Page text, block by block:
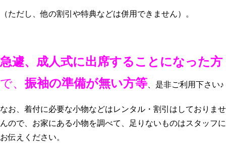
（ただし、他の割引や特典などは併用できません）。
急遽、成人式に出席することになった方
で、 振袖の準備が無い方等 、是非ご利用下さい♪
なお、着付に必要な小物などはレンタル・割引はしておりませ
んので、お家にある小物を調べて、足りないものはスタッフに
お伝えください。